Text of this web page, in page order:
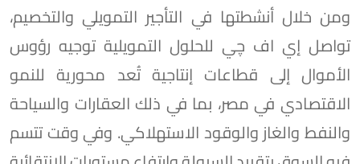
ومن خلال أنشطتها في التأجير التمويلي والتخصيم،
تواصل إي اف چي للحلول التمويلية توجيه رؤوس
الأموال إلى قطاعات إنتاجية تُعد محورية للنمو
الاقتصادي في مصر، بما في ذلك العقارات والسياحة
والنفط والغاز والوقود الاستهلاكي. وفي وقت تتسم